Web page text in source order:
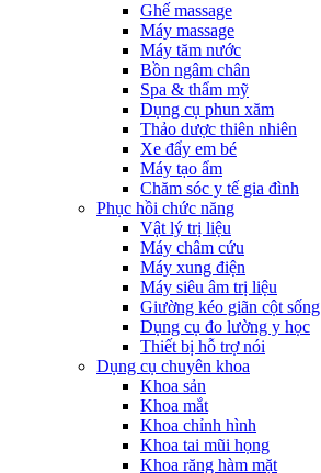
Ghế massage
Máy massage
Máy tăm nước
Bồn ngâm chân
Spa & thẩm mỹ
Dụng cụ phun xăm
Thảo dược thiên nhiên
Xe đẩy em bé
Máy tạo ẩm
Chăm sóc y tế gia đình
Phục hồi chức năng
Vật lý trị liệu
Máy châm cứu
Máy xung điện
Máy siêu âm trị liệu
Giường kéo giãn cột sống
Dụng cụ đo lường y học
Thiết bị hỗ trợ nói
Dụng cụ chuyên khoa
Khoa sản
Khoa mắt
Khoa chỉnh hình
Khoa tai mũi họng
Khoa răng hàm mặt